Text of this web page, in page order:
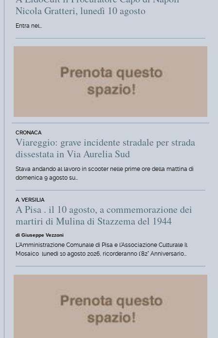
Nicola Gratteri, lunedì 10 agosto
Entra nel…
CRONACA
Viareggio: grave incidente stradale per strada
dissestata in Via Aurelia Sud
Stava andando al lavoro in scooter nelle prime ore della mattina di
domenica 9 agosto su…
A. VERSILIA
A Pisa . il 10 agosto, a commemorazione dei
martiri di Mulina di Stazzema del 1944
di Giuseppe Vezzoni
L'Amministrazione Comunale di Pisa e l'Associazione Culturale Il
Mosaico lunedì 10 agosto 2026, ricorderanno l'82° Anniversario…